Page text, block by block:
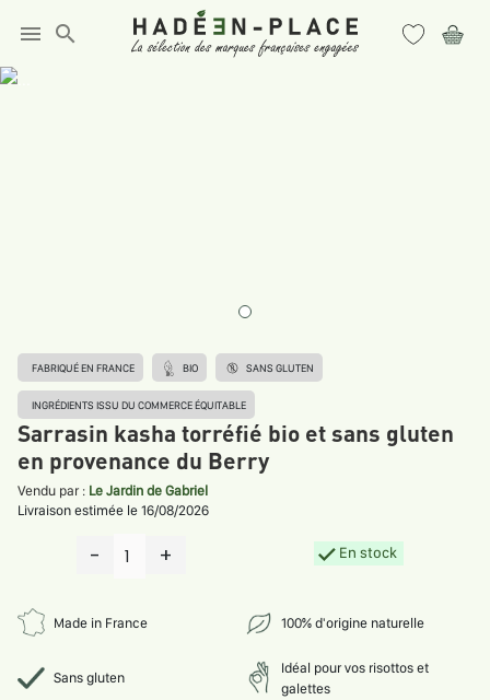
menu search
FABRIQUÉ EN FRANCE BIO SANS GLUTEN
INGRÉDIENTS ISSU DU COMMERCE ÉQUITABLE
Sarrasin kasha torréfié bio et sans gluten
en provenance du Berry
Vendu par : Le Jardin de Gabriel
Livraison estimée le 16/08/2026
Made in France 100% d'origine naturelle
Sans gluten
Idéal pour vos risottos et
galettes
- 1 + En stock